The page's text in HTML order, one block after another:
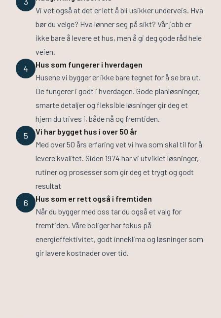
Vi vet også at det er lett å bli usikker underveis. Hva
bør du velge? Hva lønner seg på sikt? Vår jobb er
ikke bare å levere et hus, men å gi deg gode råd hele
veien.
4
Hus som fungerer i hverdagen
Husene vi bygger er ikke bare tegnet for å se bra ut.
De fungerer i godt i hverdagen. Gode planløsninger,
smarte detaljer og fleksible løsninger gir deg et
hjem du trives i, både nå og fremtiden.
5
Vi har bygget hus i over 50 år
Med over 50 års erfaring vet vi hva som skal til for å
levere kvalitet. Siden 1974 har vi utviklet løsninger,
rutiner og prosesser som gir deg et trygt og godt
resultat
6
Hus som er rett også i fremtiden
Når du bygger med oss tar du også et valg for
fremtiden. Våre boliger har fokus på
energieffektivitet, godt inneklima og løsninger som
gir lavere kostnader over tid.